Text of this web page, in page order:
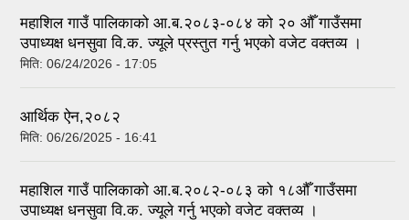
महाशिल गाउँ पालिकाको आ.ब.२०८३-०८४ को २० औँ गाउँसमा
उपाध्यक्ष धनसुवा वि.क. ज्यूले प्रस्तुत गर्नु भएको वजेट वक्तव्य ।
मिति: 06/24/2026 - 17:05
आर्थिक ऐन,२०८२
मिति: 06/26/2025 - 16:41
महाशिल गाउँ पालिकाको आ.ब.२०८२-०८३ को १८औँ गाउँसमा
उपाध्यक्ष धनसुवा वि.क. ज्यूले गर्नु भएको वजेट वक्तव्य ।